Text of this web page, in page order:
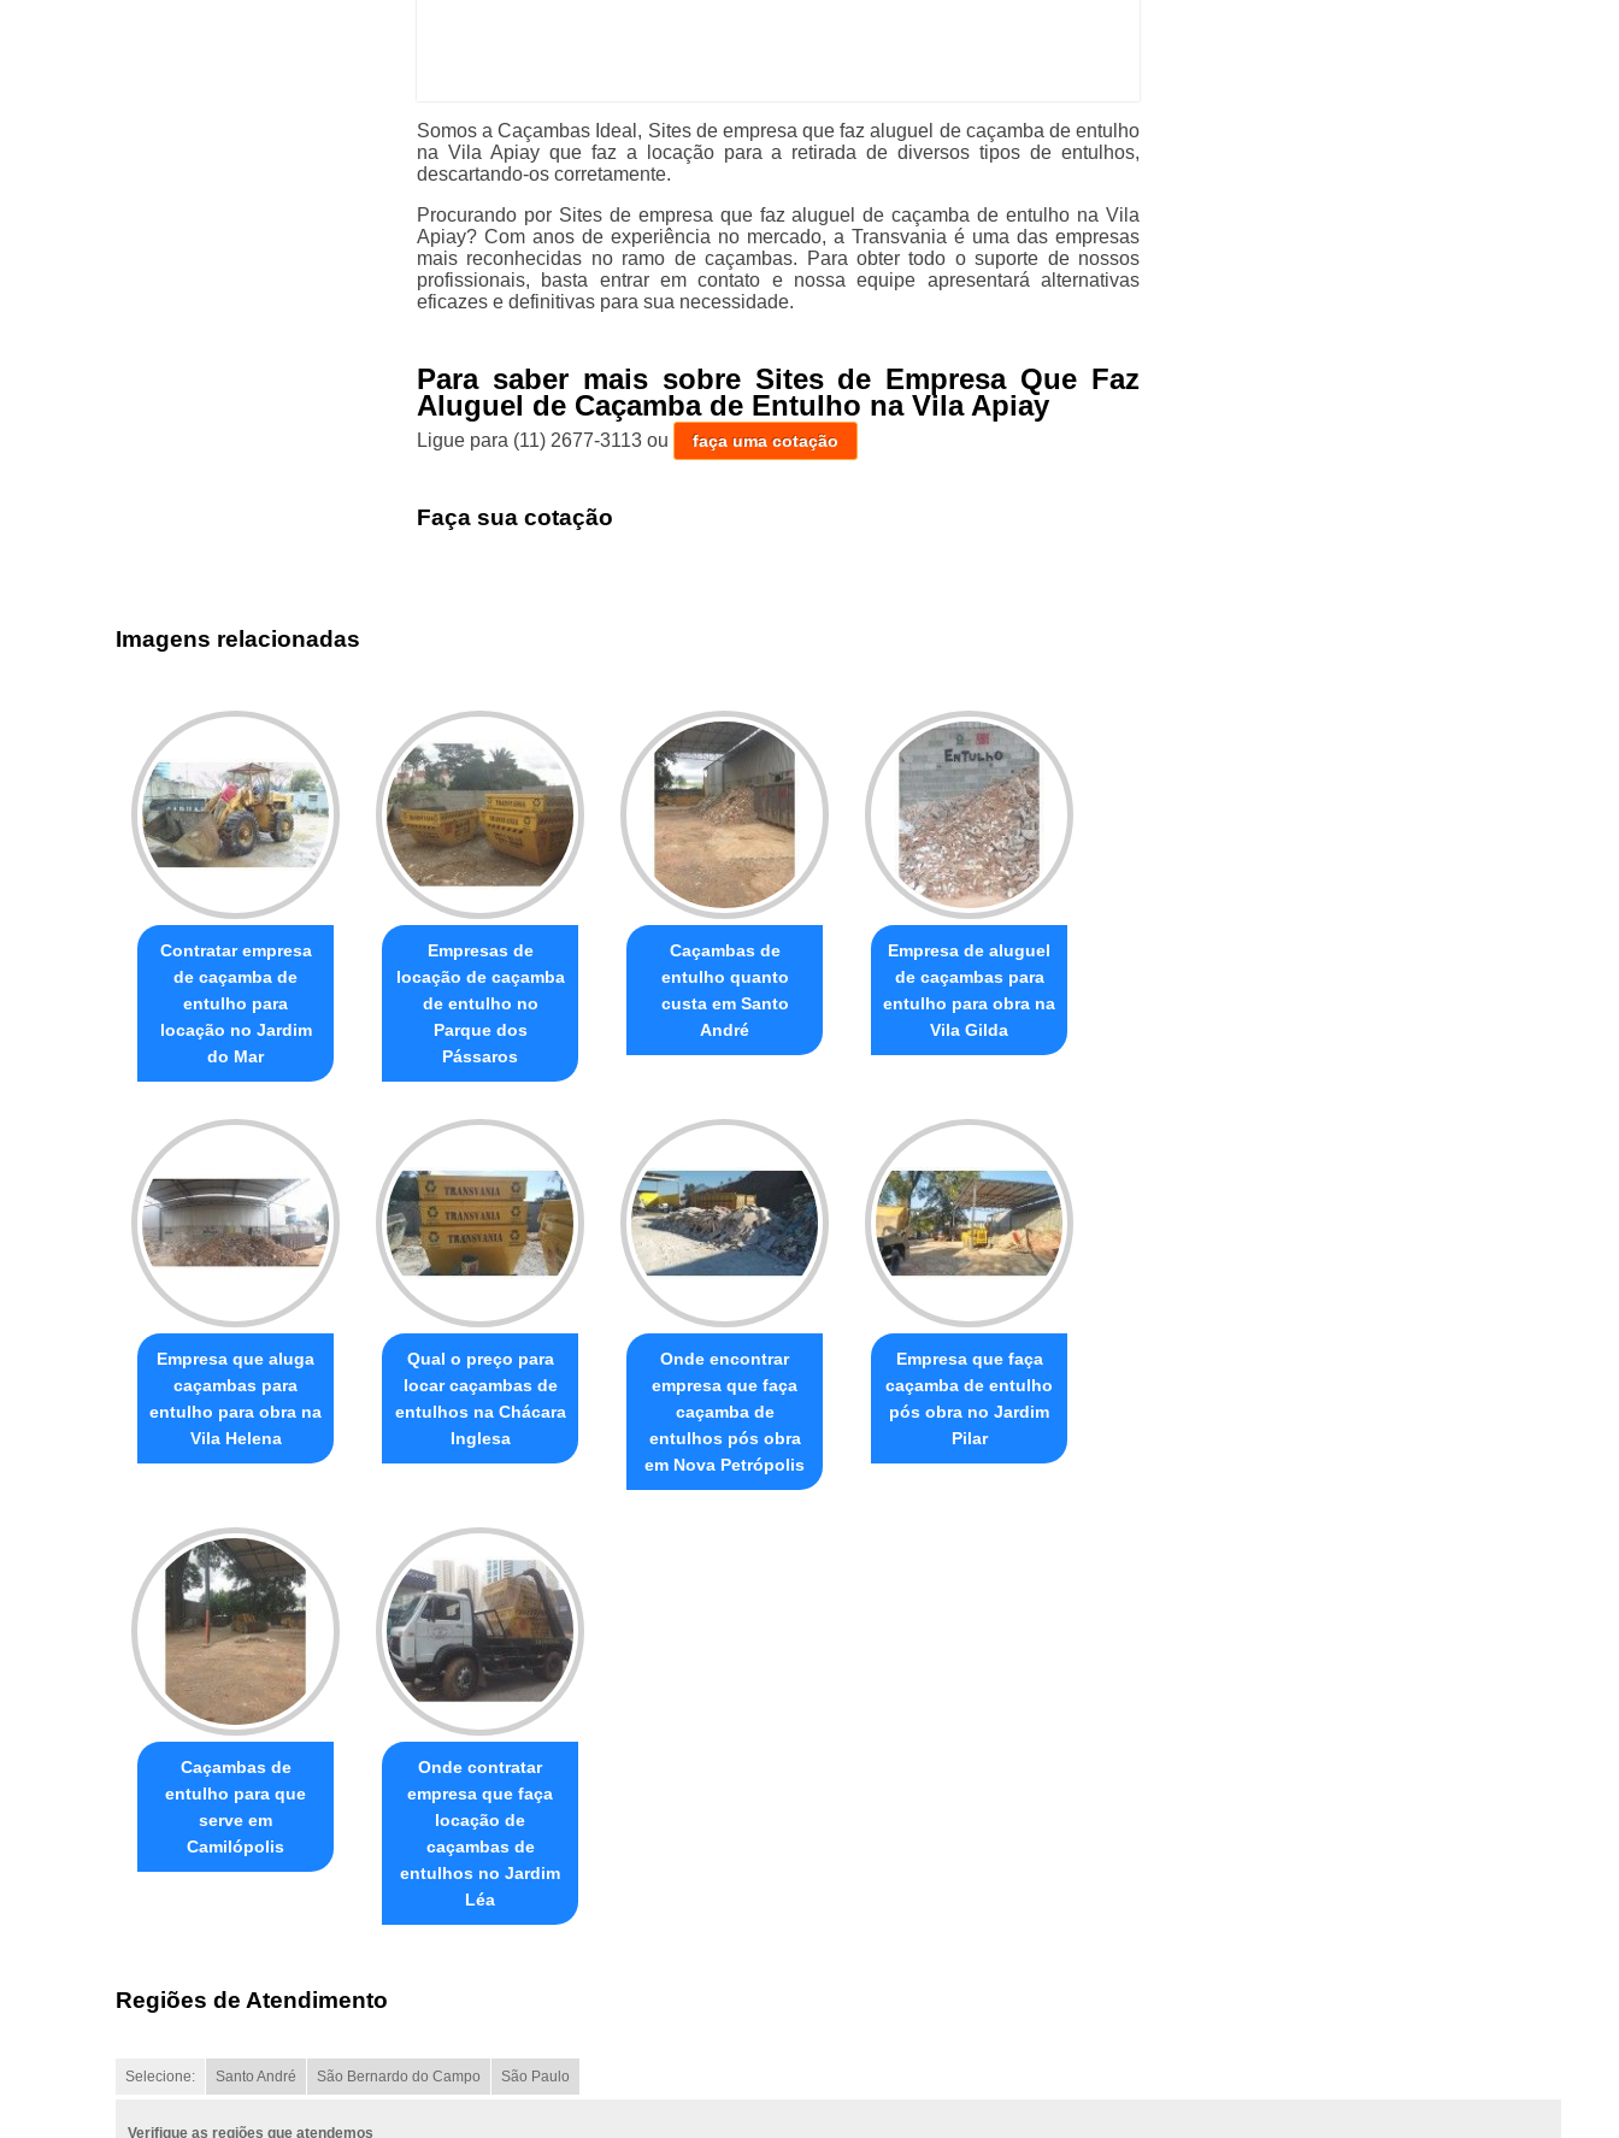
Somos a Caçambas Ideal, Sites de empresa que faz aluguel de caçamba de entulho
na Vila Apiay que faz a locação para a retirada de diversos tipos de entulhos,
descartando-os corretamente.
Procurando por Sites de empresa que faz aluguel de caçamba de entulho na Vila
Apiay? Com anos de experiência no mercado, a Transvania é uma das empresas
mais reconhecidas no ramo de caçambas. Para obter todo o suporte de nossos
profissionais, basta entrar em contato e nossa equipe apresentará alternativas
eficazes e definitivas para sua necessidade.
Para saber mais sobre Sites de Empresa Que Faz
Aluguel de Caçamba de Entulho na Vila Apiay
Ligue para (11) 2677-3113 ou faça uma cotação
Faça sua cotação
Imagens relacionadas
Contratar empresa
de caçamba de
entulho para
locação no Jardim
do Mar
Empresas de
locação de caçamba
de entulho no
Parque dos
Pássaros
Caçambas de
entulho quanto
custa em Santo
André
Empresa de aluguel
de caçambas para
entulho para obra na
Vila Gilda
Empresa que aluga
caçambas para
entulho para obra na
Vila Helena
Qual o preço para
locar caçambas de
entulhos na Chácara
Inglesa
Onde encontrar
empresa que faça
caçamba de
entulhos pós obra
em Nova Petrópolis
Empresa que faça
caçamba de entulho
pós obra no Jardim
Pilar
Caçambas de
entulho para que
serve em
Camilópolis
Onde contratar
empresa que faça
locação de
caçambas de
entulhos no Jardim
Léa
Regiões de Atendimento
Selecione: Santo André São Bernardo do Campo São Paulo
Verifique as regiões que atendemos